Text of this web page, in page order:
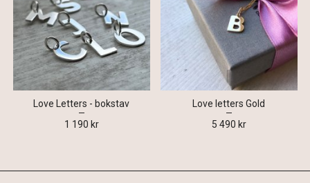
Love Letters - bokstav
1 190 kr
Love letters Gold
5 490 kr